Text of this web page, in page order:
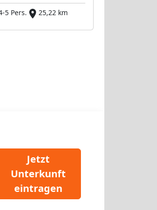
5 Pers.
25,22 km
Jetzt
Unterkunft
eintragen